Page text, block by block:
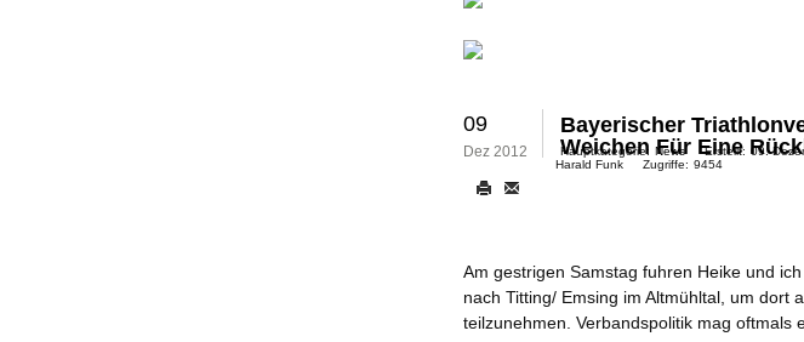
09
Dez 2012
Bayerischer
Weichen Für Eine
Hauptkategorie: News Erstellt: 09.
Harald Funk
Zugriffe: 9454
Am gestrigen Samstag fuhren Heike und
nach Titting/ Emsing im Altmühltal, um dort
teilzunehmen. Verbandspolitik mag